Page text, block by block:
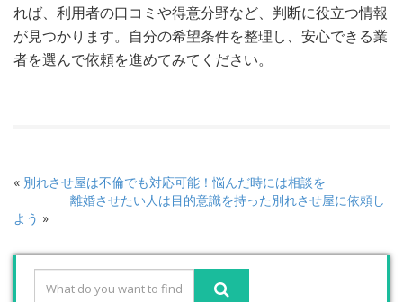
れば、利用者の口コミや得意分野など、判断に役立つ情報
が見つかります。自分の希望条件を整理し、安心できる業
者を選んで依頼を進めてみてください。
« 別れさせ屋は不倫でも対応可能！悩んだ時には相談を
離婚させたい人は目的意識を持った別れさせ屋に依頼し
よう »